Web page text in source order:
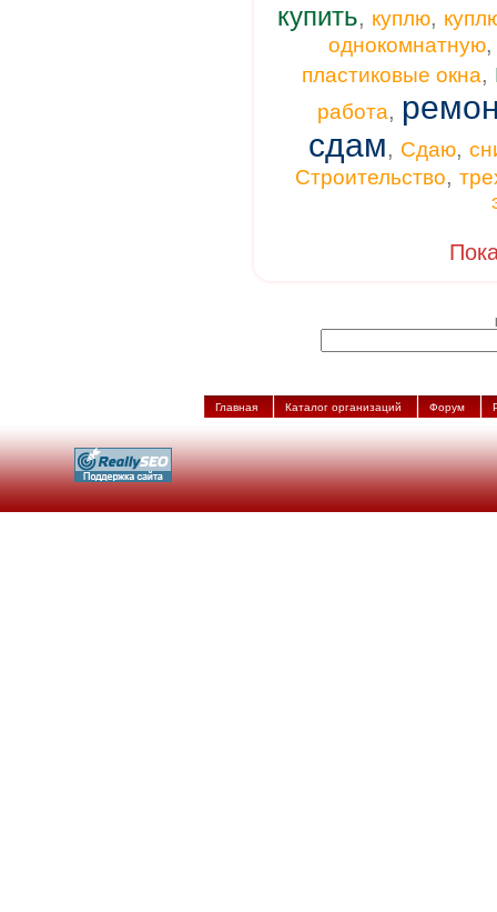
купить, куплю,
однокомнатную
пластиковые окна,
работа,
сдам, Сдаю,
Строительство,
Главная Каталог организаций Форум